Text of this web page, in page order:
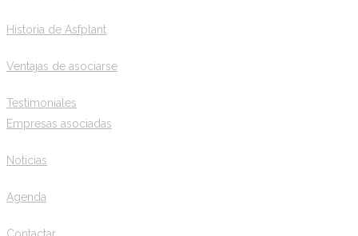
Historia de Asfplant
Ventajas de asociarse
Testimoniales
Empresas asociadas
Noticias
Agenda
Contactar